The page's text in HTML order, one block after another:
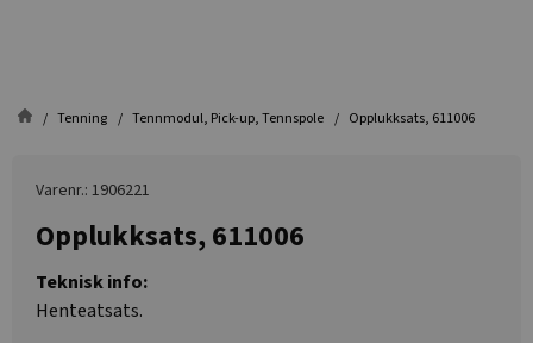
Tenning Tennmodul, Pick-up, Tennspole Opplukksats, 611006
Varenr.: 1906221
Opplukksats, 611006
Teknisk info:
Henteatsats.